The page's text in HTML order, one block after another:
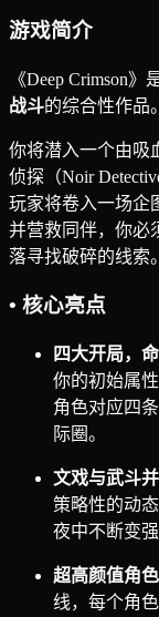
游戏简介
《Deep Crimson》
战斗的综合性作品。
你将潜入一个由吸
侦探（Noir
玩家将卷入一场企
并营救同伴，你必
落寻找破碎的线索。
• 核心亮点
四大开局，命
你的初始属
角色对应四
际圈。
文戏与武斗并
策略性的动
夜中不断变强
超高颜值角色
线，每个角